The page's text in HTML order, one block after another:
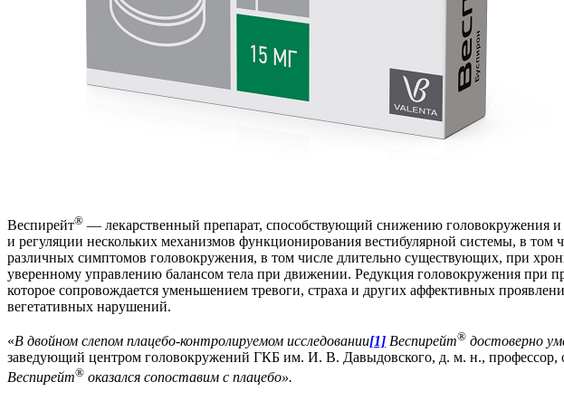
Веспирейт® — лекарственный препарат, способствующий снижению головокружения и
и регуляции нескольких механизмов функционирования вестибулярной системы, в
различных симптомов головокружения, в том числе длительно существующих, при
уверенному управлению балансом тела при движении. Редукция головокружения при
которое сопровождается уменьшением тревоги, страха и других аффективных
вегетативных нарушений.
«В двойном слепом плацебо-контролируемом исследовании[1] Веспирейт® достоверно
заведующий центром головокружений ГКБ им. И. В. Давыдовского, д. м. н.,
Веспирейт® оказался сопоставим с плацебо».